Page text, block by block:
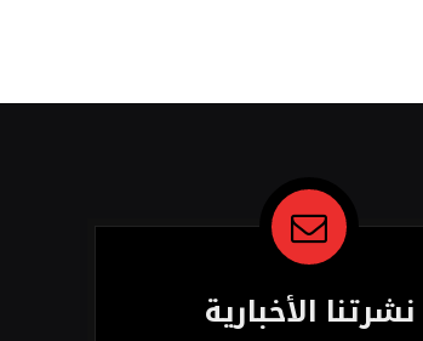
نشرتنا الأخبارية